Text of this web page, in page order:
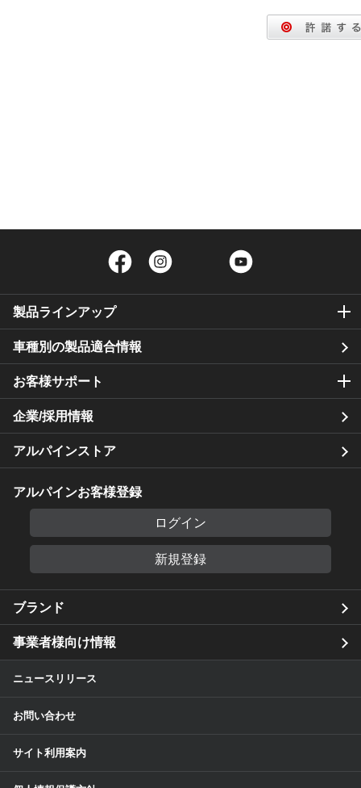
Facebook Twitter
製品ラインアップ
車種別の製品適合情報
お客様サポート
企業/採用情報
アルパインストア
アルパインお客様登録
ログイン
新規登録
ブランド
事業者様向け情報
ニュースリリース
お問い合わせ
サイト利用案内